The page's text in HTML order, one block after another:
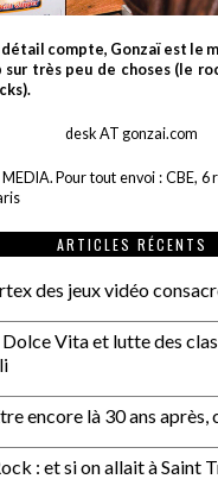
compte, Gonzaï est le
sur très peu de choses (le
desk AT gonzai.com
Pour tout envoi : CBE,
ARTICLES RÉCENTS
des jeux vidéo
Vita et lutte des
encore là 30 ans après,
: et si on allait à Saint